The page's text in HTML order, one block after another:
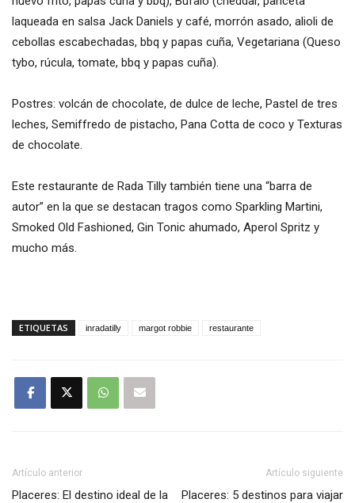
laqueada en salsa Jack Daniels y café, morrón asado, alioli de
cebollas escabechadas, bbq y papas cuña, Vegetariana (Queso
tybo, rúcula, tomate, bbq y papas cuña).
Postres: volcán de chocolate, de dulce de leche, Pastel de tres
leches, Semiffredo de pistacho, Pana Cotta de coco y Texturas
de chocolate.
Este restaurante de Rada Tilly también tiene una “barra de
autor” en la que se destacan tragos como Sparkling Martini,
Smoked Old Fashioned, Gin Tonic ahumado, Aperol Spritz y
mucho más.
ETIQUETAS inradatilly margot robbie restaurante
Artículo anterior
Placeres: El destino ideal de la
Artículo siguiente
Placeres: 5 destinos para viajar